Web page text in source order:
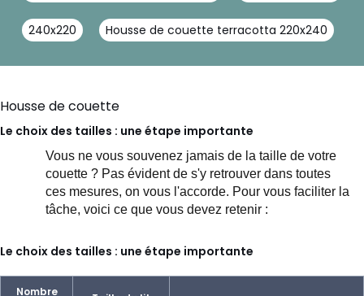
240x220 Housse de couette terracotta 220x240
Housse de couette
Le choix des tailles : une étape importante
Vous ne vous souvenez jamais de la taille de votre
couette ? Pas évident de s'y retrouver dans toutes
ces mesures, on vous l'accorde. Pour vous faciliter la
tâche, voici ce que vous devez retenir :
Le choix des tailles : une étape importante
Nombre